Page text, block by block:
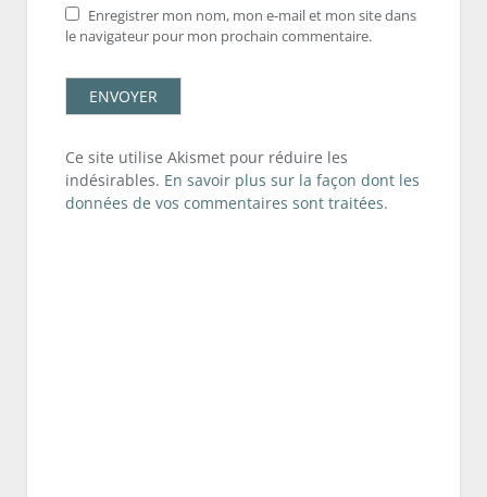
Enregistrer mon nom, mon e-mail et mon site dans
le navigateur pour mon prochain commentaire.
Ce site utilise Akismet pour réduire les
indésirables. En savoir plus sur la façon dont les
données de vos commentaires sont traitées.